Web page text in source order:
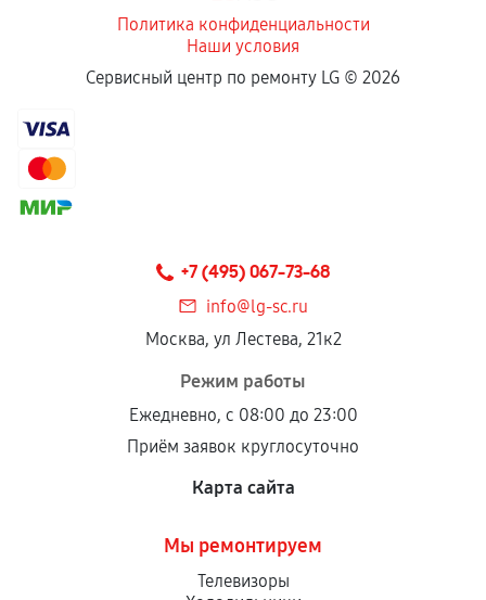
Политика конфиденциальности
Наши условия
Сервисный центр по ремонту LG © 2026
+7 (495) 067-73-68
info@lg-sc.ru
Москва, ул Лестева, 21к2
Режим работы
Ежедневно, с 08:00 до 23:00
Приём заявок круглосуточно
Карта сайта
Мы ремонтируем
Телевизоры